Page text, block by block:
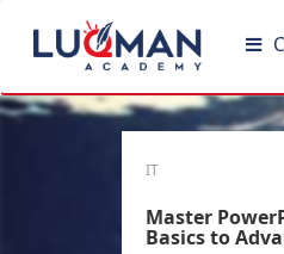
IT
Master
Basics to